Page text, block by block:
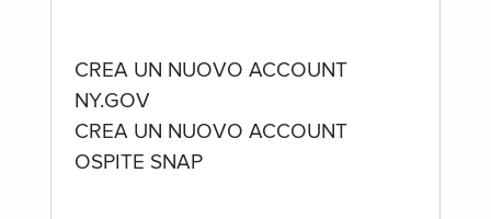
CREA UN NUOVO ACCOUNT
NY.GOV
CREA UN NUOVO ACCOUNT
OSPITE SNAP